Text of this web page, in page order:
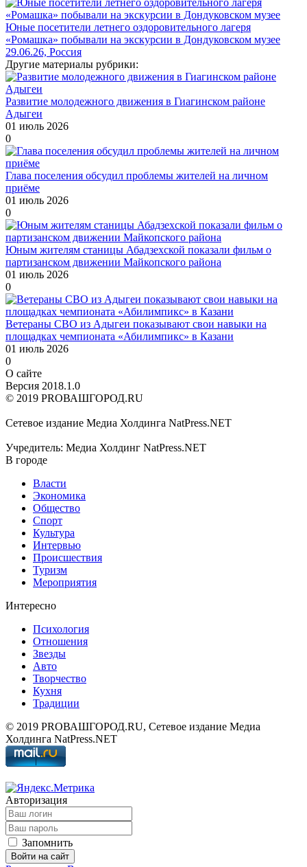
Юные посетители летнего оздоровительного лагеря
«Ромашка» побывали на экскурсии в Дондуковском музее
29.06.26, Россия
Другие материалы рубрики:
Развитие молодежного движения в Гиагинском районе
Адыгеи
01 июль 2026
0
Глава поселения обсудил проблемы жителей на личном
приёме
01 июль 2026
0
Юным жителям станицы Абадзехской показали фильм о
партизанском движении Майкопского района
01 июль 2026
0
Ветераны СВО из Адыгеи показывают свои навыки на
площадках чемпионата «Абилимпикс» в Казани
01 июль 2026
0
О сайте
Версия 2018.1.0
© 2019 PROВАШГОРОД.RU
Сетевое издание Медиа Холдинга NatPress.NET
Учредитель: Медиа Холдинг NatPress.NET
В городе
Власти
Экономика
Общество
Спорт
Культура
Интервью
Происшествия
Туризм
Мероприятия
Интересно
Психология
Отношения
Звезды
Авто
Творчество
Кухня
Традиции
© 2019 PROВАШГОРОД.RU, Сетевое издание Медиа
Холдинга NatPress.NET
Авторизация
Запомнить
Войти на сайт